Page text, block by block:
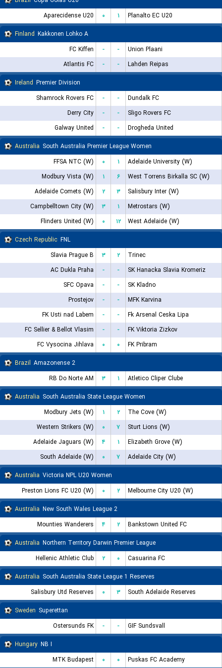
Aparecidense U20
۰ ۱
Planalto EC U20
Finland Kakkonen Lohko A
FC Kiffen
- -
Union Plaani
Atlantis FC
- -
Lahden Reipas
Ireland Premier Division
Shamrock Rovers FC
- -
Dundalk FC
Derry City
- -
Sligo Rovers FC
Galway United
- -
Drogheda United
Australia South Australia Premier League Women
FFSA NTC (W)
۰ ۱
Adelaide University (W)
Modbury Vista (W)
۱ ۶
West Torrens Birkalla SC (W)
Adelaide Comets (W)
۲ ۳
Salisbury Inter (W)
Campbelltown City (W)
۳ ۱
Metrostars (W)
Flinders United (W)
۰ ۱۲
West Adelaide (W)
Czech Republic FNL
Slavia Prague B
۳ ۲
Trinec
AC Dukla Praha
- -
SK Hanacka Slavia Kromeriz
SFC Opava
- -
SK Kladno
Prostejov
- -
MFK Karvina
FK Usti nad Labem
- -
Fk Arsenal Ceska Lipa
FC Sellier & Bellot Vlasim
- -
FK Viktoria Zizkov
FC Vysocina Jihlava
۰ ۰
FK Pribram
Brazil Amazonense 2
RB Do Norte AM
۳ ۱
Atletico Cliper Clube
Australia South Australia State League Women
Modbury Jets (W)
۱ ۲
The Cove (W)
Western Strikers (W)
۰ ۷
Sturt Lions (W)
Adelaide Jaguars (W)
۴ ۱
Elizabeth Grove (W)
South Adelaide (W)
۰ ۷
Adelaide City (W)
Australia Victoria NPL U20 Women
Preston Lions FC U20 (W)
۰ ۲
Melbourne City U20 (W)
Australia New South Wales League 2
Mounties Wanderers
۴ ۲
Bankstown United FC
Australia Northern Territory Darwin Premier League
Hellenic Athletic Club
۲ ۰
Casuarina FC
Australia South Australia State League 1 Reserves
Salisbury Utd Reserves
۰ ۳
South Adelaide Reserves
Sweden Superettan
Ostersunds FK
- -
GIF Sundsvall
Hungary NB I
MTK Budapest
۰ ۰
Puskas FC Academy